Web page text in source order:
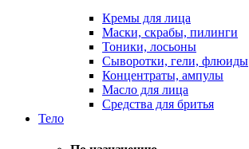
Кремы для лица
Маски, скрабы, пилинги
Тоники, лосьоны
Сыворотки, гели, флюиды
Концентраты, ампулы
Масло для лица
Средства для бритья
Тело